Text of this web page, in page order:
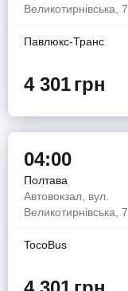
Великотирнівська, 7
Павлюкс-Транс
4 301грн
04:00
Полтава
Автовокзал, вул.
Великотирнівська, 7
TocoBus